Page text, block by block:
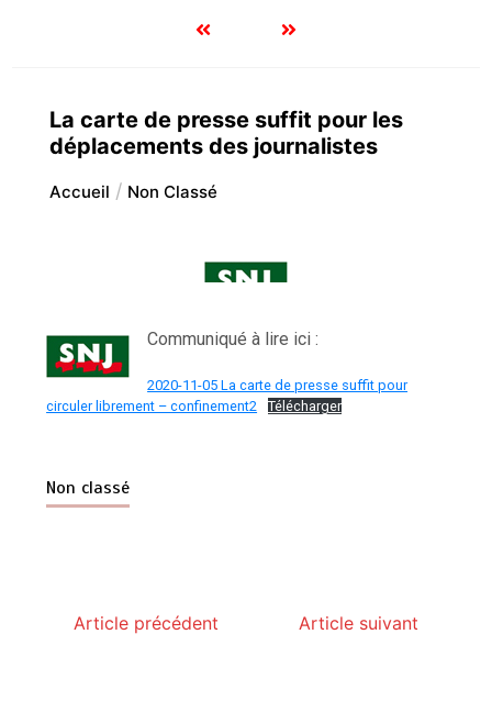
La carte de presse suffit pour les
déplacements des journalistes
Accueil Non Classé
Communiqué à lire ici :
2020-11-05 La carte de presse suffit pour
circuler librement – confinement2
Télécharger
Non classé
Article précédent Article suivant